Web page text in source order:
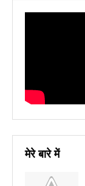
मेरे बारे में